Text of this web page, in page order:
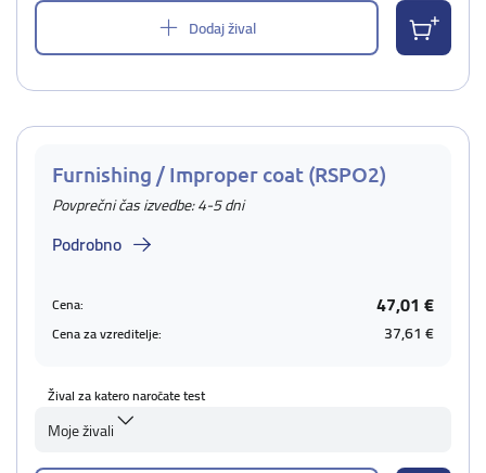
Dodaj žival
Furnishing / Improper coat (RSPO2)
Povprečni čas izvedbe: 4-5 dni
Podrobno
Cena: 47,01 €
Cena za vzreditelje: 37,61 €
Žival za katero naročate test
Moje živali